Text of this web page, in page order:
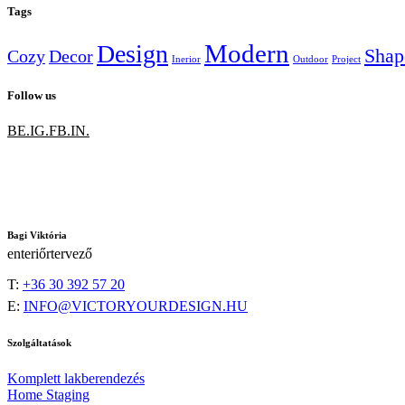
Tags
CozyDecorDesign Inerior Modern Outdoor Project
Follow us
BE.IG.FB.IN.
Bagi Viktória
enteriőrtervező
T: +36 30 392 57 20
E: INFO@VICTORYOURDESIGN.HU
Szolgáltatások
Komplett lakberendezés
Home Staging